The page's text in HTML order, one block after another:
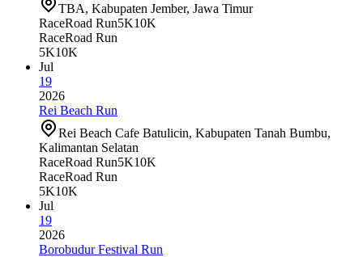
TBA, Kabupaten Jember, Jawa Timur
RaceRoad Run5K10K
RaceRoad Run
5K10K
Jul
19
2026
Rei Beach Run
Rei Beach Cafe Batulicin, Kabupaten Tanah Bumbu,
Kalimantan Selatan
RaceRoad Run5K10K
RaceRoad Run
5K10K
Jul
19
2026
Borobudur Festival Run